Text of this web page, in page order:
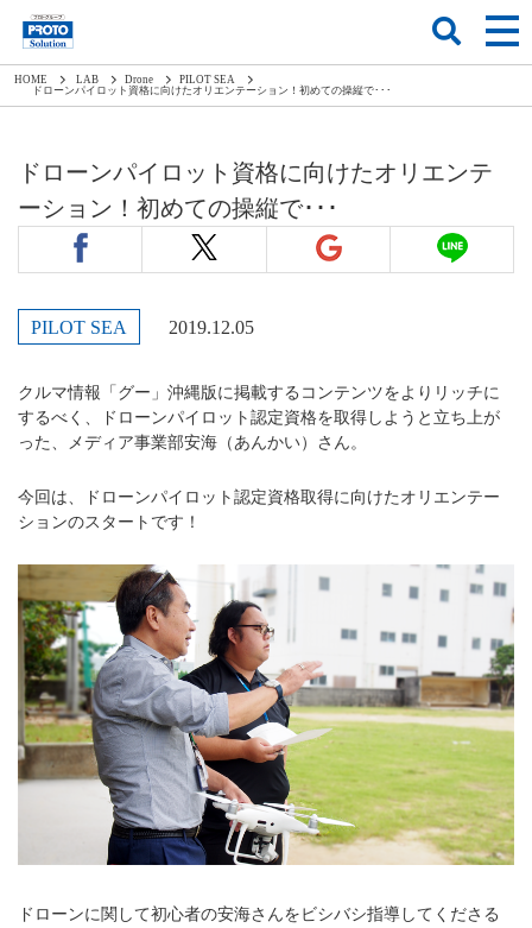
HOME LAB Drone
PILOT SEA
ドローンパイロット資格に向けたオリエンテーション！初めての操縦で･･･
ドローンパイロット資格に向けたオリエンテ
ーション！初めての操縦で･･･
PILOT SEA 2019.12.05
クルマ情報「グー」沖縄版に掲載するコンテンツをよりリッチに
するべく、ドローンパイロット認定資格を取得しようと立ち上が
った、メディア事業部安海（あんかい）さん。
今回は、ドローンパイロット認定資格取得に向けたオリエンテー
ションのスタートです！
ドローンに関して初心者の安海さんをビシバシ指導してくださる